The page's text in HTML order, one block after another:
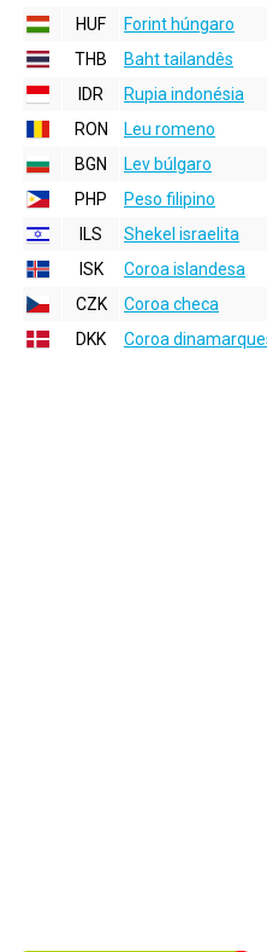
HUF
Forint húngaro
THB
Baht tailandês
IDR
Rupia indonésia
RON
Leu romeno
BGN
Lev búlgaro
PHP
Peso filipino
ILS
Shekel israelita
ISK
Coroa islandesa
CZK
Coroa checa
DKK
Coroa